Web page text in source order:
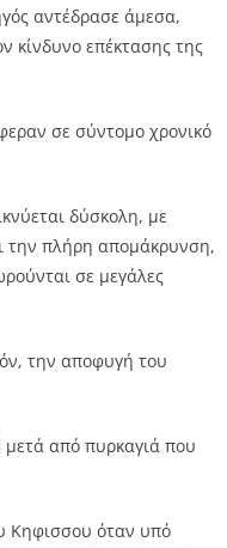
αντέδρασε άμεσα,
κίνδυνο επέκτασης της
σε σύντομο χρονικό
δύσκολη, με
την πλήρη απομάκρυνση,
σε μεγάλες
την αποφυγή του
μετά από πυρκαγιά που
Κηφισσου όταν υπό